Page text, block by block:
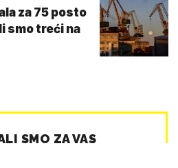
za 75 posto
smo treći na